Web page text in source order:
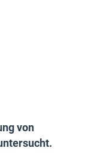
von